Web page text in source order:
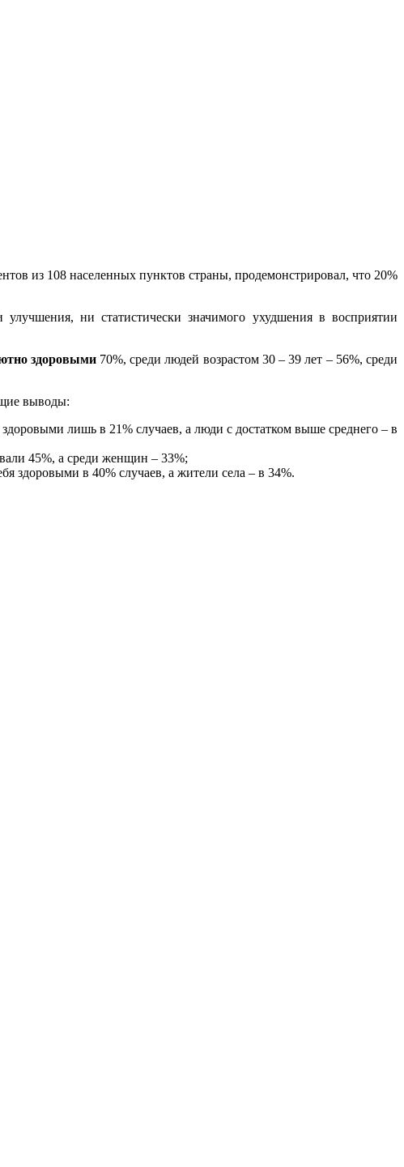
из 108 населенных пунктов страны, продемонстрировал, что 20%
ни статистически значимого ухудшения в восприятии
здоровыми70%, среди людей возрастом 30 – 39 лет – 56%, среди
выводы:
лишь в 21% случаев, а люди с достатком выше среднего – в
45%, а среди женщин – 33%;
здоровыми в 40% случаев, а жители села – в 34%.